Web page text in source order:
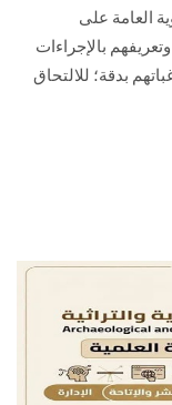
العامة على
بالإجراءات
بدقة؛ للالتحاق